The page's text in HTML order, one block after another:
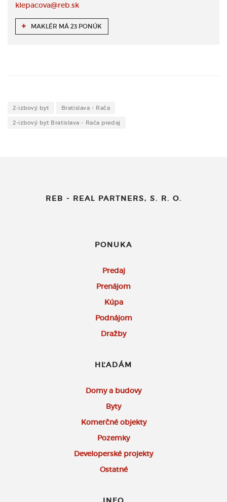
klepacova@reb.sk
MAKLÉR MÁ 23 PONÚK
2-izbový byt Bratislava - Rača
2-izbový byt Bratislava - Rača predaj
REB - REAL PARTNERS, S. R. O.
PONUKA
Predaj
Prenájom
Kúpa
Podnájom
Dražby
HĽADÁM
Domy a budovy
Byty
Komerčné objekty
Pozemky
Developerské projekty
Ostatné